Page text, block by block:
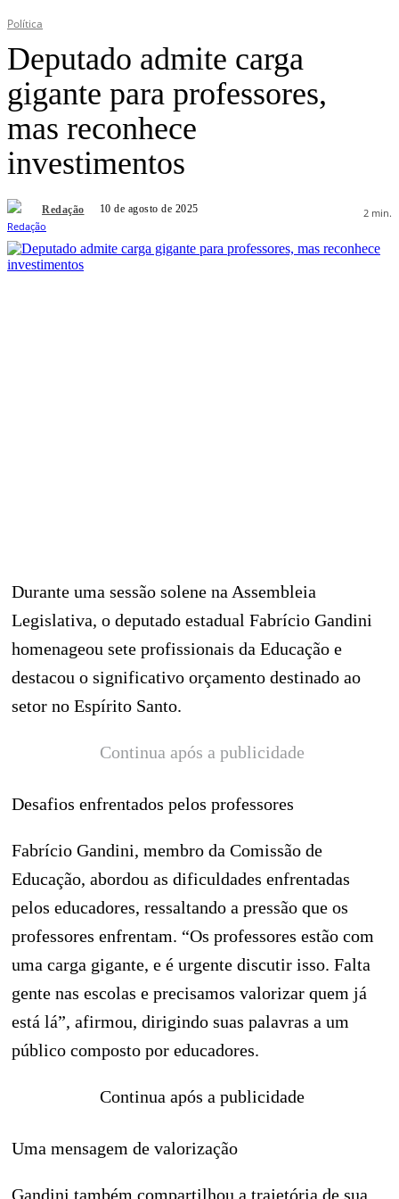
Política
Deputado admite carga
gigante para professores,
mas reconhece
investimentos
Redação 10 de agosto de 2025 2 min.
Durante uma sessão solene na Assembleia
Legislativa, o deputado estadual Fabrício Gandini
homenageou sete profissionais da Educação e
destacou o significativo orçamento destinado ao
setor no Espírito Santo.
Continua após a publicidade
Desafios enfrentados pelos professores
Fabrício Gandini, membro da Comissão de
Educação, abordou as dificuldades enfrentadas
pelos educadores, ressaltando a pressão que os
professores enfrentam. “Os professores estão com
uma carga gigante, e é urgente discutir isso. Falta
gente nas escolas e precisamos valorizar quem já
está lá”, afirmou, dirigindo suas palavras a um
público composto por educadores.
Continua após a publicidade
Uma mensagem de valorização
Gandini também compartilhou a trajetória de sua